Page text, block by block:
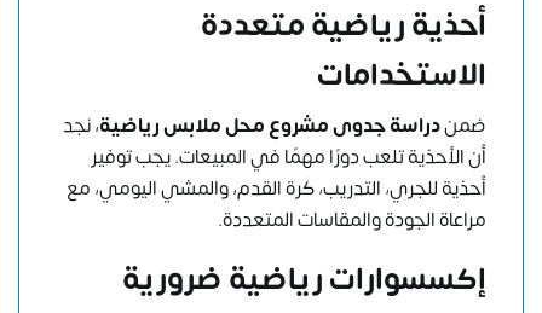
أحذية رياضية متعددة
الاستخدامات
ضمندراسة جدوى مشروع محل ملابس رياضية، نجد
أن الأحذية تلعب دورًا مهمًا في المبيعات. يجب توفير
أحذية للجري، التدريب، كرة القدم، والمشي اليومي، مع
مراعاة الجودة والمقاسات المتعددة.
إكسسوارات رياضية ضرورية